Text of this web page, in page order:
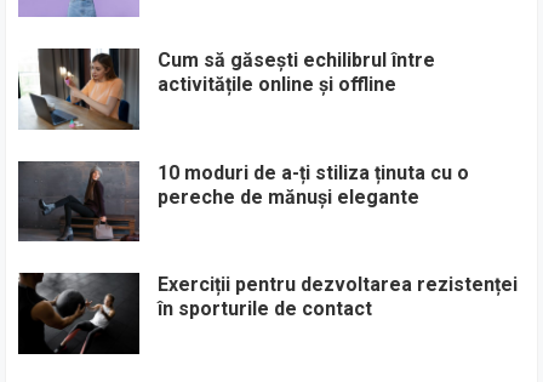
Cum să găsești echilibrul între
activitățile online și offline
10 moduri de a-ți stiliza ținuta cu o
pereche de mănuși elegante
Exerciții pentru dezvoltarea rezistenței
în sporturile de contact